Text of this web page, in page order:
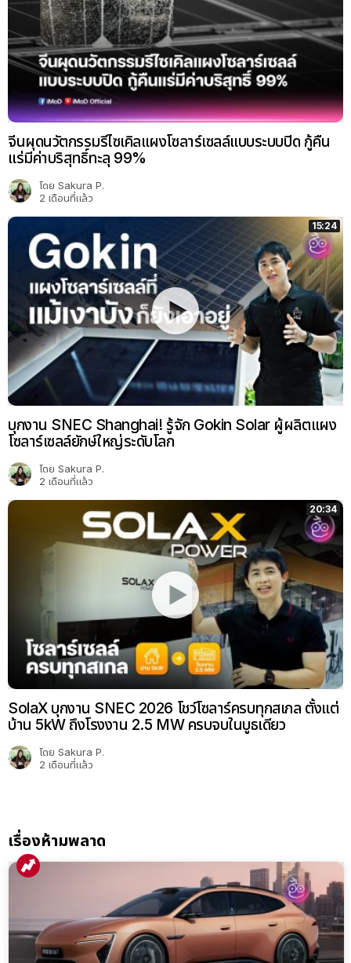
จีนผุดนวัตกรรมรีไซเคิลแผงโซลาร์เซลล์แบบระบบปิด กู้คืน
แร่มีค่าบริสุทธิ์ทะลุ 99%
โดย Sakura P.
2 เดือนที่แล้ว
15:24
บุกงาน SNEC Shanghai! รู้จัก Gokin Solar ผู้ผลิตแผง
โซลาร์เซลล์ยักษ์ใหญ่ระดับโลก
โดย Sakura P.
2 เดือนที่แล้ว
20:34
SolaX บุกงาน SNEC 2026 โชว์โซลาร์ครบทุกสเกล ตั้งแต่
บ้าน 5kW ถึงโรงงาน 2.5 MW ครบจบในบูธเดียว
โดย Sakura P.
2 เดือนที่แล้ว
เรื่องห้ามพลาด